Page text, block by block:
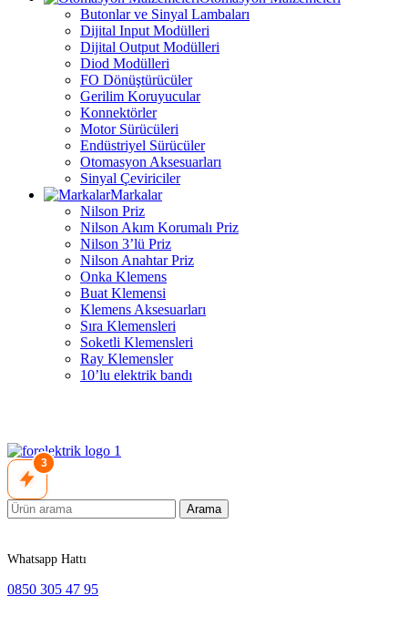
Butonlar ve Sinyal Lambaları
Dijital Input Modülleri
Dijital Output Modülleri
Diod Modülleri
FO Dönüştürücüler
Gerilim Koruyucular
Konnektörler
Motor Sürücüleri
Endüstriyel Sürücüler
Otomasyon Aksesuarları
Sinyal Çeviriciler
Markalar
Nilson Priz
Nilson Akım Korumalı Priz
Nilson 3’lü Priz
Nilson Anahtar Priz
Onka Klemens
Buat Klemensi
Klemens Aksesuarları
Sıra Klemensleri
Soketli Klemensleri
Ray Klemensler
10’lu elektrik bandı
3
Arama
Whatsapp Hattı
0850 305 47 95